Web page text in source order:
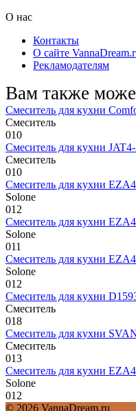
О нас
Контакты
О сайте
Рекламодателям
Вам также
Смеситель для кухни
Смеситель
010
Смеситель для кухни
Смеситель
010
Смеситель для кухни
Solone
012
Смеситель для кухни
Solone
011
Смеситель для кухни
Solone
012
Смеситель для кухни
Смеситель
018
Смеситель для кухни
Смеситель
013
Смеситель для кухни
Solone
012
© 2026 VannaDream.ru